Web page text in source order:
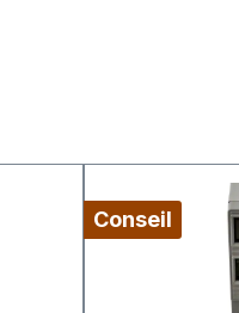
Conseil